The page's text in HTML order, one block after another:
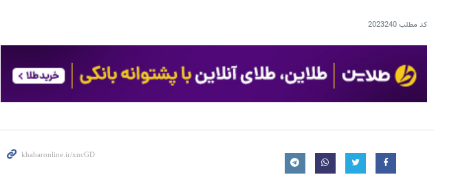
کد مطلب2023240